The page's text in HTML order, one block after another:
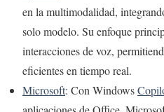
en la multimodalidad,
solo modelo. Su enfoque
interacciones de voz,
eficientes en tiempo real.
Microsoft: Con Windows